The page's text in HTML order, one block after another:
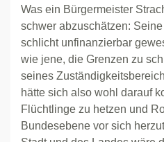
Was ein Bürgermeister
schwer abzuschätzen:
schlicht unfinanzierbar
wie jene, die Grenzen zu
seines
hätte sich also wohl darauf
Flüchtlinge zu hetzen und
Bundesebene vor sich